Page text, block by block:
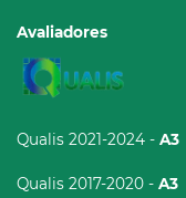
Avaliadores
Qualis 2021-2024 - A3
Qualis 2017-2020 - A3